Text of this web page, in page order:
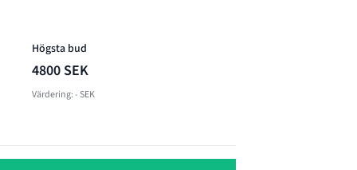
Högsta bud
4800 SEK
Värdering: - SEK